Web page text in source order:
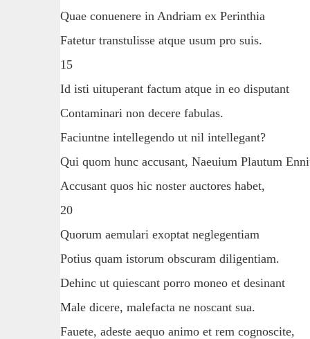
Quae conuenere in Andriam ex Perinthia
Fatetur transtulisse atque usum pro suis.
15
Id isti uituperant factum atque in eo disputant
Contaminari non decere fabulas.
Faciuntne intellegendo ut nil intellegant?
Qui quom hunc accusant, Naeuium Plautum
Accusant quos hic noster auctores habet,
20
Quorum aemulari exoptat neglegentiam
Potius quam istorum obscuram diligentiam.
Dehinc ut quiescant porro moneo et desinant
Male dicere, malefacta ne noscant sua.
Fauete, adeste aequo animo et rem cognoscite,